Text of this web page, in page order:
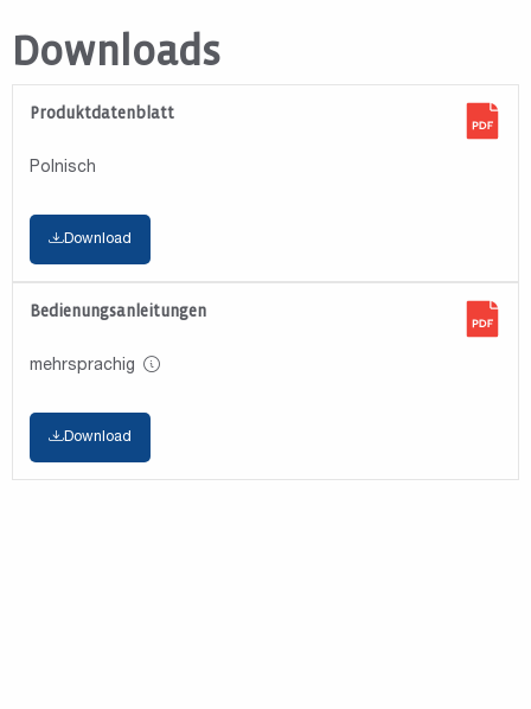
Downloads
Produktdatenblatt
Polnisch
Download
Bedienungsanleitungen
mehrsprachig
Download